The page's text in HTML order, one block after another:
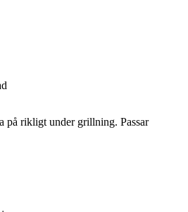
på rikligt under grillning. Passar